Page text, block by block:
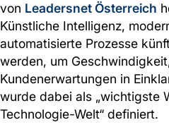
von Leadersnet Österreich
Künstliche Intelligenz,
automatisierte Prozesse
werden, um
Kundenerwartungen in
wurde dabei als „wichtigste
Technologie-Welt“ definiert.